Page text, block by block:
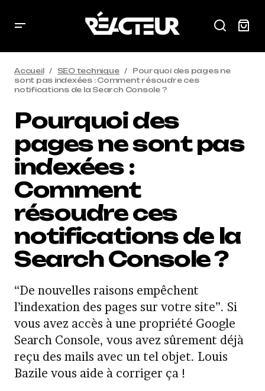
Accueil SEO technique
Pourquoi des pages ne
sont pas indexées : Comment résoudre ces
notifications de la Search Console ?
Pourquoi des
pages ne sont pas
indexées :
Comment
résoudre ces
notifications de la
Search Console ?
“De nouvelles raisons empêchent
l’indexation des pages sur votre site”. Si
vous avez accès à une propriété Google
Search Console, vous avez sûrement déjà
reçu des mails avec un tel objet. Louis
Bazile vous aide à corriger ça !